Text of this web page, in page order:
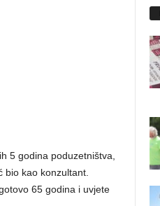
5 godina poduzetništva,
kao konzultant.
65 godina i uvjete